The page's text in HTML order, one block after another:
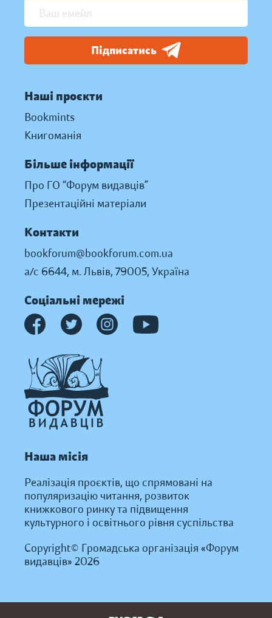
Підписатись
Наші проєкти
Bookmints
Книгоманія
Більше інформації
Про ГО “Форум видавців”
Презентаційні матеріали
Контакти
bookforum@bookforum.com.ua
а/с 6644, м. Львів, 79005, Україна
Соціальні мережі
Наша місія
Реалізація проєктів, що спрямовані на
популяризацію читання, розвиток
книжкового ринку та підвищення
культурного і освітнього рівня суспільства
Copyright© Громадська організація «Форум
видавців» 2026